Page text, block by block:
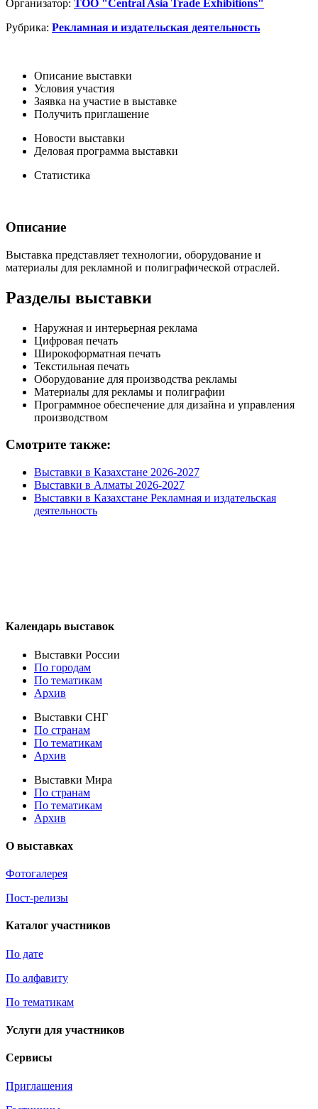
Организатор: ТОО "Central Asia Trade Exhibitions"
Рубрика: Рекламная и издательская деятельность
Описание выставки
Условия участия
Заявка на участие в выставке
Получить приглашение
Новости выставки
Деловая программа выставки
Статистика
Описание
Выставка представляет технологии, оборудование и
материалы для рекламной и полиграфической отраслей.
Разделы выставки
Наружная и интерьерная реклама
Цифровая печать
Широкоформатная печать
Текстильная печать
Оборудование для производства рекламы
Материалы для рекламы и полиграфии
Программное обеспечение для дизайна и управления
производством
Смотрите также:
Выставки в Казахстане 2026-2027
Выставки в Алматы 2026-2027
Выставки в Казахстане Рекламная и издательская
деятельность
Календарь выставок
Выставки России
По городам
По тематикам
Архив
Выставки СНГ
По странам
По тематикам
Архив
Выставки Мира
По странам
По тематикам
Архив
О выставках
Фотогалерея
Пост-релизы
Каталог участников
По дате
По алфавиту
По тематикам
Услуги для участников
Сервисы
Приглашения